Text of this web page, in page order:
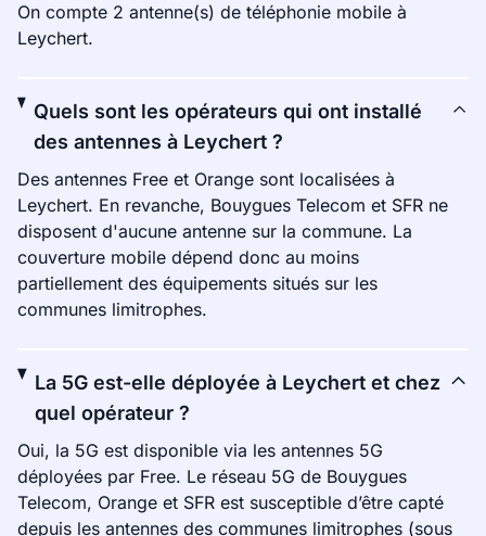
On compte 2 antenne(s) de téléphonie mobile à
Leychert.
Quels sont les opérateurs qui ont installé
des antennes à Leychert ?
Des antennes Free et Orange sont localisées à
Leychert. En revanche, Bouygues Telecom et SFR ne
disposent d'aucune antenne sur la commune. La
couverture mobile dépend donc au moins
partiellement des équipements situés sur les
communes limitrophes.
La 5G est-elle déployée à Leychert et chez
quel opérateur ?
Oui, la 5G est disponible via les antennes 5G
déployées par Free. Le réseau 5G de Bouygues
Telecom, Orange et SFR est susceptible d’être capté
depuis les antennes des communes limitrophes (sous